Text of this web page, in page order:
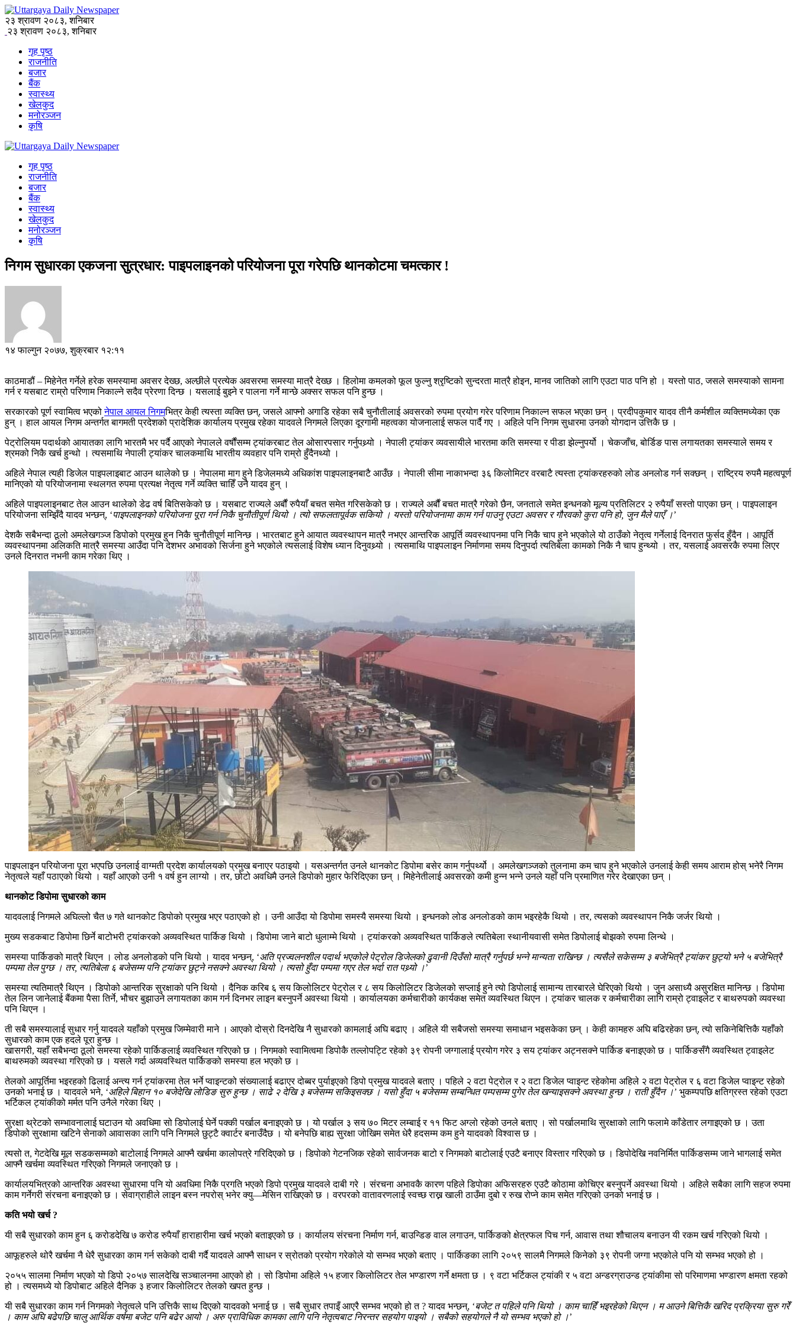
२३ श्रावण २०८३, शनिबार
२३ श्रावण २०८३, शनिबार
गृह पृष्ठ
राजनीति
बजार
बैंक
स्वास्थ्य
खेलकुद
मनोरञ्जन
कृषि
गृह पृष्ठ
राजनीति
बजार
बैंक
स्वास्थ्य
खेलकुद
मनोरञ्जन
कृषि
निगम सुधारका एकजना सुत्रधार: पाइपलाइनको परियोजना पूरा गरेपछि थानकोटमा चमत्कार !
१४ फाल्गुन २०७७, शुक्रबार १२:११
काठमाडौं – मिहेनेत गर्नेले हरेक समस्यामा अवसर देख्छ, अल्छीले प्रत्येक अवसरमा समस्या मात्रै देख्छ । हिलोमा कमलको फूल फुल्नु श्रृष्टिको सुन्दरता मात्रै होइन, मानव जातिको लागि एउटा पाठ पनि हो । यस्तो पाठ, जसले समस्याको सामना
गर्न र यसबाट राम्रो परिणाम निकाल्ने सदैव प्रेरणा दिन्छ । यसलाई बुझ्ने र पालना गर्ने मान्छे अक्सर सफल पनि हुन्छ ।
सरकारको पूर्ण स्वामित्व भएकोनेपाल आयल निगमभित्र केही त्यस्ता व्यक्ति छन्, जसले आफ्नो अगाडि रहेका सबै चुनौतीलाई अवसरको रुपमा प्रयोग गरेर परिणाम निकाल्न सफल भएका छन् । प्रदीपकुमार यादव तीनै कर्मशील व्यक्तिमध्येका एक
हुन् । हाल आयल निगम अन्तर्गत बागमती प्रदेशको प्रादेशिक कार्यालय प्रमुख रहेका यादवले निगमले लिएका दूरगामी महत्वका योजनालाई सफल पार्दै गए । अहिले पनि निगम सुधारमा उनको योगदान उत्तिकै छ ।
पेट्रोलियम पदार्थको आयातका लागि भारतमै भर पर्दै आएको नेपालले वर्षौंसम्म ट्यांकरबाट तेल ओसारपसार गर्नुपथ्र्यो । नेपाली ट्यांकर व्यवसायीले भारतमा कति समस्या र पीडा झेल्नुपर्यो । चेकजाँच, बोर्डिङ पास लगायतका समस्याले समय र
श्रमको निकै खर्च हुन्थो । त्यसमाथि नेपाली ट्यांकर चालकमाथि भारतीय व्यवहार पनि राम्रो हुँदैनथ्यो ।
अहिले नेपाल त्यही डिजेल पाइपलाइबाट आउन थालेको छ । नेपालमा माग हुने डिजेलमध्ये अधिकांश पाइपलाइनबाटै आउँछ । नेपाली सीमा नाकाभन्दा ३६ किलोमिटर वरबाटै त्यस्ता ट्यांकरहरुको लोड अनलोड गर्न सक्छन् । राष्ट्रिय रुपमै महत्वपूर्ण
मानिएको यो परियोजनामा स्थलगत रुपमा प्रत्यक्ष नेतृत्व गर्ने व्यक्ति चाहिँ उनै यादव हुन् ।
अहिले पाइपलाइनबाट तेल आउन थालेको डेढ वर्ष बितिसकेको छ । यसबाट राज्यले अर्बौं रुपैयाँ बचत समेत गरिसकेको छ । राज्यले अर्बौं बचत मात्रै गरेको छैन, जनताले समेत इन्धनको मूल्य प्रतिलिटर २ रुपैयाँ सस्तो पाएका छन् । पाइपलाइन
परियोजना सम्झिँदै यादव भन्छन्, ‘पाइपलाइनको परियोजना पूरा गर्न निकै चुनौतीपूर्ण थियो । त्यो सफलतापूर्वक सकियो । यस्तो परियोजनामा काम गर्न पाउनु एउटा अवसर र गौरवको कुरा पनि हो, जुन मैले पाएँ ।’
देशकै सबैभन्दा ठूलो अमलेखगञ्ज डिपोको प्रमुख हुन निकै चुनौतीपूर्ण मानिन्छ । भारतबाट हुने आयात व्यवस्थापन मात्रै नभएर आन्तरिक आपूर्ति व्यवस्थापनमा पनि निकै चाप हुने भएकोले यो ठाउँको नेतृत्व गर्नेलाई दिनरात फुर्सद हुँदैन । आपूर्ति
व्यवस्थापनमा अलिकति मात्रै समस्या आउँदा पनि देशभर अभावको सिर्जना हुने भएकोले त्यसलाई विशेष ध्यान दिनुवथ्र्यो । त्यसमाथि पाइपलाइन निर्माणमा समय दिनुपर्दा त्यतिबेला कामको निकै नै चाप हुन्थ्यो । तर, यसलाई अवसरकै रुपमा लिएर
उनले दिनरात नभनी काम गरेका थिए ।
पाइपलाइन परियोजना पूरा भएपछि उनलाई वाग्मती प्रदेश कार्यालयको प्रमुख बनाएर पठाइयो । यसअन्तर्गत उनले थानकोट डिपोमा बसेर काम गर्नुपर्थ्यो । अमलेखगञ्जको तुलनामा कम चाप हुने भएकोले उनलाई केही समय आराम होस् भनेरै निगम
नेतृत्वले यहाँ पठाएको थियो । यहाँ आएको उनी १ वर्ष हुन लाग्यो । तर, छोटो अवधिमै उनले डिपोको मुहार फेरिदिएका छन् । मिहेनेतीलाई अवसरको कमी हुन्न भन्ने उनले यहाँ पनि प्रमाणित गरेर देखाएका छन् ।
थानकोट डिपोमा सुधारको काम
यादवलाई निगमले अघिल्लो चैत ७ गते थानकोट डिपोको प्रमुख भएर पठाएको हो । उनी आउँदा यो डिपोमा समस्यै समस्या थियो । इन्धनको लोड अनलोडको काम भइरहेकै थियो । तर, त्यसको व्यवस्थापन निकै जर्जर थियो ।
मुख्य सडकबाट डिपोमा छिर्ने बाटोभरी ट्यांकरको अव्यवस्थित पार्किङ थियो । डिपोमा जाने बाटो धुलाम्मे थियो । ट्यांकरको अव्यवस्थित पार्किङले त्यतिबेला स्थानीयवासी समेत डिपोलाई बोझको रुपमा लिन्थे ।
समस्या पार्किङको मात्रै थिएन । लोड अनलोडको पनि थियो । यादव भन्छन्, ‘अति प्रज्वलनशील पदार्थ भएकोले पेट्रोल डिजेलको ढुवानी दिउँसो मात्रै गर्नुपर्छ भन्ने मान्यता राखिन्छ । त्यसैले सकेसम्म ३ बजेभित्रै ट्यांकर छुट्यो भने ५ बजेभित्रै
पम्पमा तेल पुग्छ । तर, त्यतिबेला ६ बजेसम्म पनि ट्यांकर छुट्ने नसक्ने अवस्था थियो । त्यसो हुँदा पम्पमा गएर तेल भर्दा रात पथ्र्यो ।’
समस्या त्यतिमात्रै थिएन । डिपोको आन्तरिक सुरक्षाको पनि थियो । दैनिक करिब ६ सय किलोलिटर पेट्रोल र ८ सय किलोलिटर डिजेलको सप्लाई हुने त्यो डिपोलाई सामान्य तारबारले घेरिएको थियो । जुन असाध्यै असुरक्षित मानिन्छ । डिपोमा
तेल लिन जानेलाई बैंकमा पैसा तिर्ने, भौचर बुझाउने लगायतका काम गर्न दिनभर लाइन बस्नुपर्ने अवस्था थियो । कार्यालयका कर्मचारीको कार्यकक्ष समेत व्यवस्थित थिएन । ट्यांकर चालक र कर्मचारीका लागि राम्रो ट्वाइलेट र बाथरुपको व्यवस्था
पनि थिएन ।
ती सबै समस्यालाई सुधार गर्नु यादवले यहाँको प्रमुख जिम्मेवारी माने । आएको दोस्रो दिनदेखि नै सुधारको कामलाई अघि बढाए । अहिले यी सबैजसो समस्या समाधान भइसकेका छन् । केही कामहरु अघि बढिरहेका छन्, त्यो सकिनेबित्तिकै यहाँको
सुधारको काम एक हदले पूरा हुन्छ ।
खासगरी, यहाँ सबैभन्दा ठूलो समस्या रहेको पार्किङलाई व्यवस्थित गरिएको छ । निगमको स्वामित्वमा डिपोकै तल्लोपट्टि रहेको ३९ रोपनी जग्गालाई प्रयोग गरेर ३ सय ट्यांकर अट्नसक्ने पार्किङ बनाइएको छ । पार्किङसँगै व्यवस्थित ट्वाइलेट
बाथरुमको व्यवस्था गरिएको छ । यसले गर्दा अव्यवस्थित पार्किङको समस्या हल भएको छ ।
तेलको आपूर्तिमा भइरहको ढिलाई अन्त्य गर्न ट्यांकरमा तेल भर्ने प्वाइन्टको संख्यालाई बढाएर दोब्बर पुर्याइएको डिपो प्रमुख यादवले बताए । पहिले २ वटा पेट्रोल र २ वटा डिजेल प्वाइन्ट रहेकोमा अहिले २ वटा पेट्रोल र ६ वटा डिजेल प्वाइन्ट रहेको
उनको भनाई छ । यादवले भने, ‘अहिले बिहान १० बजेदेखि लोडिङ सुरु हुन्छ । साढे २ देखि ३ बजेसम्म सकिइसक्छ । यसो हुँदा ५ बजेसम्म सम्बन्धित पम्पसम्म पुगेर तेल खन्याइसक्ने अवस्था हुन्छ । राती हुँदैन ।’ भुकम्पपछि क्षतिग्रस्त रहेको एउटा
भर्टिकल ट्यांकीको मर्मत पनि उनैले गरेका थिए ।
सुरक्षा थ्रेटको सम्भावनालाई घटाउन यो अवधिमा सो डिपोलाई घेर्ने पक्की पर्खाल बनाइएको छ । यो पर्खाल ३ सय ७० मिटर लम्बाई र ११ फिट अग्लो रहेको उनले बताए । सो पर्खालमाथि सुरक्षाको लागि फलामे काँडेतार लगाइएको छ । उता
डिपोको सुरक्षामा खटिने सेनाको आवासका लागि पनि निगमले छुट्टै क्वार्टर बनाउँदैछ । यो बनेपछि बाह्य सुरक्षा जोखिम समेत धेरै हदसम्म कम हुने यादवको विश्वास छ ।
त्यसो त, गेटदेखि मूल सडकसम्मको बाटोलाई निगमले आफ्नै खर्चमा कालोपत्रे गरिदिएको छ । डिपोको गेटनजिक रहेको सार्वजनक बाटो र निगमको बाटोलाई एउटै बनाएर विस्तार गरिएको छ । डिपोदेखि नवनिर्मित पार्किङसम्म जाने भागलाई समेत
आफ्नै खर्चमा व्यवस्थित गरिएको निगमले जनाएको छ ।
कार्यालयभित्रको आन्तरिक अवस्था सुधारमा पनि यो अवधिमा निकै प्रगति भएको डिपो प्रमुख यादवले दाबी गरे । संरचना अभावकै कारण पहिले डिपोका अफिसरहरु एउटै कोठामा कोचिएर बस्नुपर्ने अवस्था थियो । अहिले सबैका लागि सहज रुपमा
काम गर्नेगरी संरचना बनाइएको छ । सेवाग्राहीले लाइन बस्न नपरोस् भनेर क्यु—मेसिन राखिएको छ । वरपरको वातावरणलाई स्वच्छ राख्न खाली ठाउँमा दुबो र रुख रोप्ने काम समेत गरिएको उनको भनाई छ ।
कति भयो खर्च ?
यी सबै सुधारको काम हुन ६ करोडदेखि ७ करोड रुपैयाँ हाराहारीमा खर्च भएको बताइएको छ । कार्यालय संरचना निर्माण गर्न, बाउन्डिङ वाल लगाउन, पार्किङको क्षेत्रफल पिच गर्न, आवास तथा शौचालय बनाउन यी रकम खर्च गरिएको थियो ।
आफूहरुले थोरै खर्चमा नै धेरै सुधारका काम गर्न सकेको दाबी गर्दै यादवले आफ्नै साधन र स्रोतको प्रयोग गरेकोले यो सम्भव भएको बताए । पार्किङका लागि २०५९ सालमै निगमले किनेको ३९ रोपनी जग्गा भएकोले पनि यो सम्भव भएको हो ।
२०५५ सालमा निर्माण भएको यो डिपो २०५७ सालदेखि सञ्चालनमा आएको हो । सो डिपोमा अहिले १५ हजार किलोलिटर तेल भण्डारण गर्ने क्षमता छ । ९ वटा भर्टिकल ट्यांकी र ५ वटा अन्डरग्राउन्ड ट्यांकीमा सो परिमाणमा भण्डारण क्षमता रहको
हो । त्यसमध्ये यो डिपोबाट अहिले दैनिक ३ हजार किलोलिटर तेलको खपत हुन्छ ।
यी सबै सुधारका काम गर्न निगमको नेतृत्वले पनि उत्तिकै साथ दिएको यादवको भनाई छ । सबै सुधार तपाइँ आएरै सम्भव भएको हो त ? यादव भन्छन्, ‘बजेट त पहिले पनि थियो । काम चाहिँ भइरहेको थिएन । म आउने बित्तिकै खरिद प्रक्रिया सुरु गरेँ
। काम अघि बढेपछि चालु आर्थिक वर्षमा बजेट पनि बढेर आयो । अरु प्राविधिक कामका लागि पनि नेतृत्वबाट निरन्तर सहयोग पाइयो । सबैको सहयोगले नै यो सम्भव भएको हो ।’